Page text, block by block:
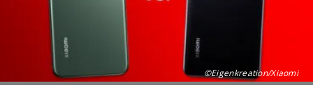
©Eigenkreation/Xiaomi